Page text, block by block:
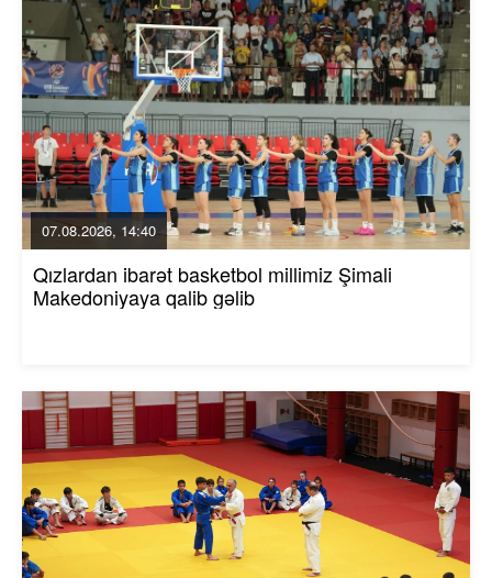
07.08.2026, 14:40
Qızlardan ibarət basketbol millimiz Şimali
Makedoniyaya qalib gəlib